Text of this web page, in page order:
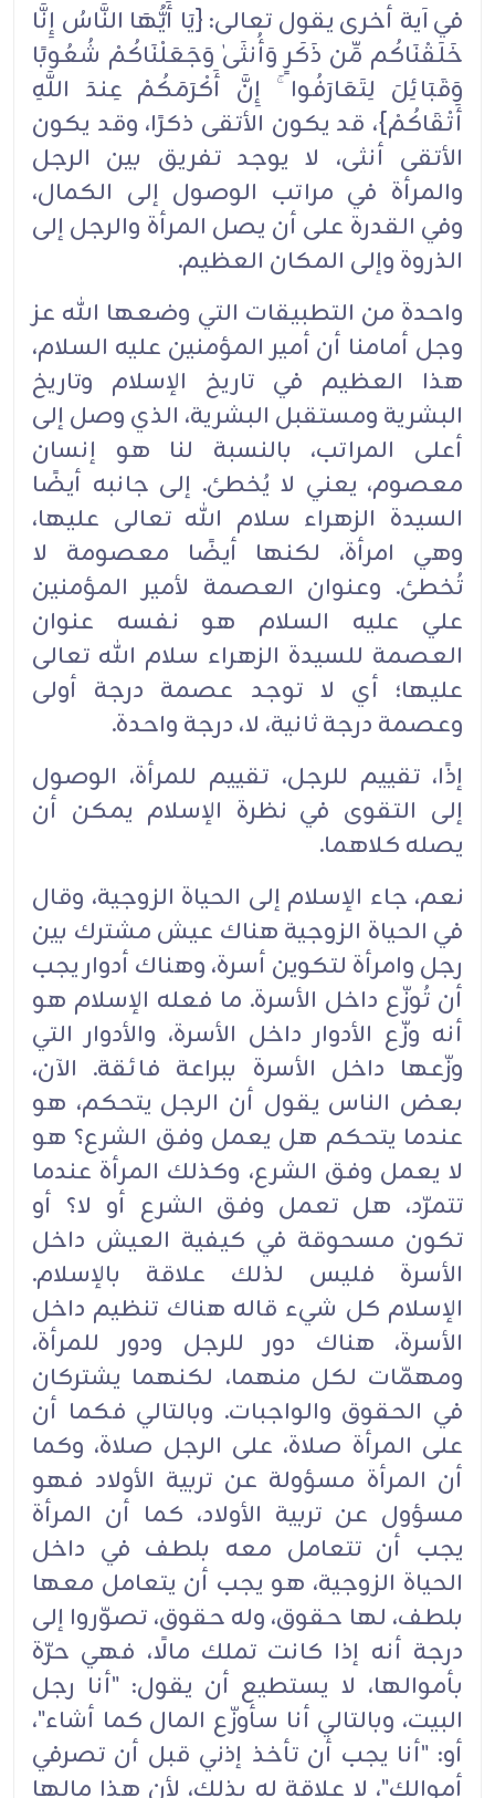
في آية أخرى يقول تعالى: {يَا أَيُّهَا النَّاسُ إِنَّا
خَلَقْنَاكُم مِّن ذَكَرٍ وَأُنثَىٰ وَجَعَلْنَاكُمْ شُعُوبًا
وَقَبَائِلَ لِتَعَارَفُوا ۚ إِنَّ ‏أَكْرَمَكُمْ عِندَ اللَّهِ
أَتْقَاكُمْ}، قد يكون الأتقى ذكرًا، وقد يكون
الأتقى أنثى، لا يوجد تفريق بين الرجل
والمرأة في ‏مراتب الوصول إلى الكمال،
وفي القدرة على أن يصل المرأة والرجل إلى
الذروة وإلى المكان العظيم.‏
واحدة من التطبيقات التي وضعها الله عز
وجل أمامنا أن أمير المؤمنين عليه السلام،
هذا العظيم في تاريخ ‏الإسلام وتاريخ
البشرية ومستقبل البشرية، الذي وصل إلى
أعلى المراتب، بالنسبة لنا هو إنسان
معصوم، ‏يعني لا يُخطئ. إلى جانبه أيضًا
السيدة الزهراء سلام الله تعالى عليها،
وهي امرأة، لكنها أيضًا معصومة لا
‏تُخطئ. وعنوان العصمة لأمير المؤمنين
علي عليه السلام هو نفسه عنوان
العصمة للسيدة الزهراء سلام الله ‏تعالى
‏عليها؛ أي لا توجد عصمة درجة أولى
وعصمة درجة ثانية، لا، درجة واحدة.‏
إذًا، تقييم للرجل، تقييم للمرأة، الوصول
إلى التقوى في نظرة ‏الإسلام يمكن أن
يصله كلاهما.‏
نعم، جاء الإسلام إلى الحياة الزوجية، وقال
في الحياة الزوجية هناك عيش مشترك بين
رجل وامرأة لتكوين ‏أسرة، وهناك ‏أدوار يجب
أن تُوزّع داخل الأسرة. ما فعله الإسلام هو
أنه وزّع الأدوار داخل الأسرة، ‏والأدوار التي
وزّعها داخل الأسرة ببراعة فائقة. الآن،
بعض الناس يقول أن الرجل يتحكم، هو
عندما يتحكم ‏هل يعمل وفق الشرع؟ هو
لا يعمل وفق الشرع، وكذلك المرأة عندما
تتمرّد، هل تعمل وفق الشرع أو لا؟ أو
‏تكون مسحوقة في كيفية العيش داخل
الأسرة فليس لذلك علاقة بالإسلام.
الإسلام كل شيء قاله هناك تنظيم ‏داخل
الأسرة، هناك دور للرجل ودور للمرأة،
ومهمّات لكل منهما، لكنهما يشتركان
في الحقوق والواجبات. ‏وبالتالي فكما أن
على المرأة صلاة، على الرجل صلاة، وكما
أن المرأة مسؤولة عن تربية الأولاد فهو
‏مسؤول عن تربية الأولاد، كما أن المرأة
يجب أن تتعامل معه بلطف في داخل
الحياة الزوجية، هو يجب أن ‏يتعامل معها
بلطف، لها حقوق، وله حقوق، تصوّروا إلى
درجة أنه إذا كانت تملك مالًا، فهي حرّة
بأموالها، ‏لا يستطيع أن يقول: "أنا رجل
البيت، وبالتالي أنا سأوزّع المال كما أشاء"،
أو: "أنا يجب أن تأخذ إذني قبل ‏أن تصرفي
أموالك"، لا علاقة له بذلك، لأن هذا مالها